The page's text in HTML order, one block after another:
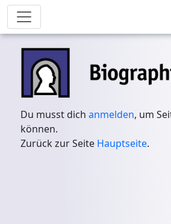
Du musst dichanmelden, um
können.
Zurück zur Seite Hauptseite.